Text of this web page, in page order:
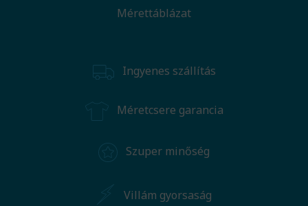
Mérettáblázat
Ingyenes szállítás
Méretcsere garancia
Szuper minőség
Villám gyorsaság